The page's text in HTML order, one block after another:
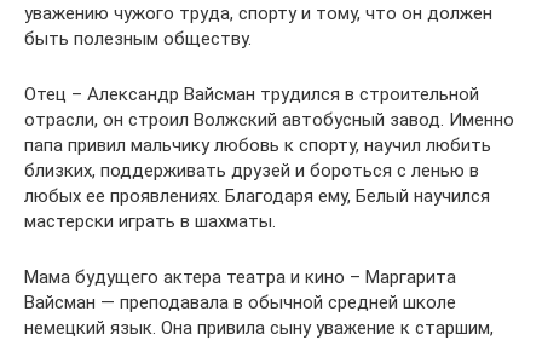
уважению чужого труда, спорту и тому, что он должен
быть полезным обществу.
Отец – Александр Вайсман трудился в строительной
отрасли, он строил Волжский автобусный завод. Именно
папа привил мальчику любовь к спорту, научил любить
близких, поддерживать друзей и бороться с ленью в
любых ее проявлениях. Благодаря ему, Белый научился
мастерски играть в шахматы.
Мама будущего актера театра и кино – Маргарита
Вайсман — преподавала в обычной средней школе
немецкий язык. Она привила сыну уважение к старшим,